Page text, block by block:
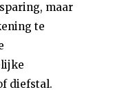
maar
te
diefstal.